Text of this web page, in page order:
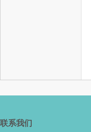
联系我们